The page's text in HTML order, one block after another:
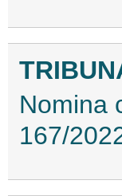
Nomina
167/